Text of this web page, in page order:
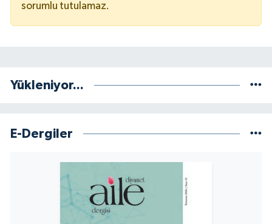
sorumlu tutulamaz.
Yükleniyor...
E-Dergiler